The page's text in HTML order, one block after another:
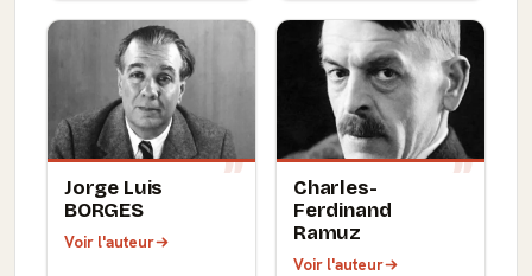
Jorge Luis
BORGES
Voir l'auteur
Charles-
Ferdinand
Ramuz
Voir l'auteur